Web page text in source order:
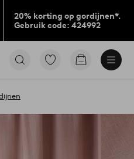
20% korting op gordijnen*.
Gebruik code: 424992
Ga
Go